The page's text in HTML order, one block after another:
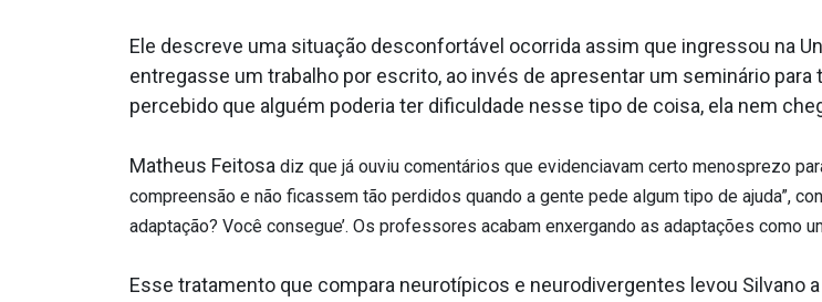
Ele descreve uma situação desconfortável ocorrida assim que ingressou na
entregasse um trabalho por escrito, ao invés de apresentar um seminário para
percebido que alguém poderia ter dificuldade nesse tipo de coisa, ela nem
Matheus Feitosa diz que já ouviu comentários que evidenciavam certo menosprezo
compreensão e não ficassem tão perdidos quando a gente pede algum tipo de ajuda”,
adaptação? Você consegue’. Os professores acabam enxergando as adaptações como
Esse tratamento que compara neurotípicos e neurodivergentes levou